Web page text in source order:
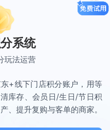
系统
玩法运营
+线下门店积分账户，用等
库存、会员日/生日/节日积
、提升复购与客单的商家。